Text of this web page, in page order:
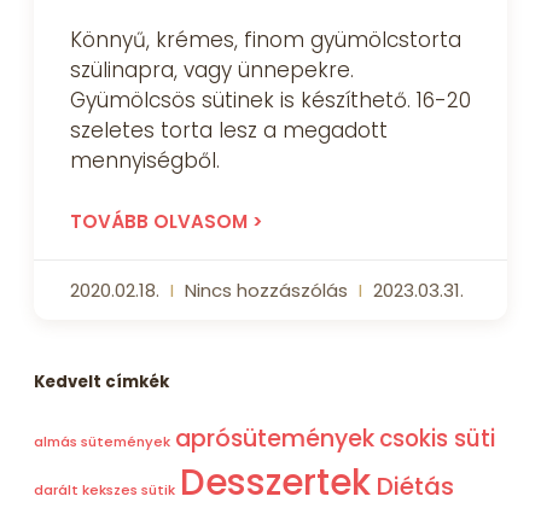
Könnyű, krémes, finom gyümölcstorta
szülinapra, vagy ünnepekre.
Gyümölcsös sütinek is készíthető. 16-20
szeletes torta lesz a megadott
mennyiségből.
TOVÁBB OLVASOM >
2020.02.18. Nincs hozzászólás 2023.03.31.
Kedvelt címkék
almás sütemények aprósüteményekcsokis süti
darált kekszes sütik Desszertek Diétás